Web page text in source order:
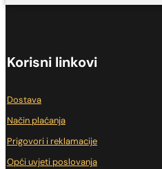
Korisni linkovi
Dostava
Način plaćanja
Prigovori i reklamacije
Opći uvjeti poslovanja